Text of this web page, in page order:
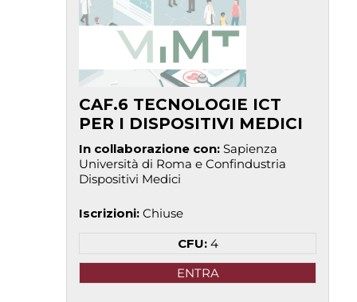
CAF.6 TECNOLOGIE ICT
PER I DISPOSITIVI MEDICI
In collaborazione con: Sapienza
Università di Roma e Confindustria
Dispositivi Medici
Iscrizioni: Chiuse
CFU: 4
ENTRA